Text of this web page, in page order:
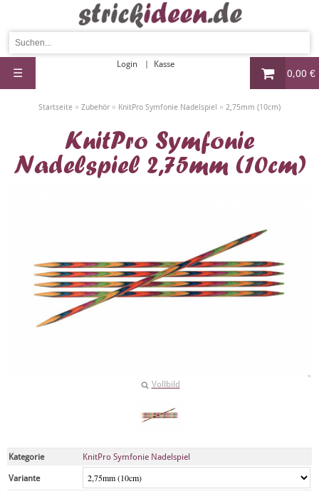
0,00 €
Login Kasse
☰
Startseite » Zubehör » KnitPro Symfonie Nadelspiel » 2,75mm (10cm)
KnitPro Symfonie
Nadelspiel 2,75mm (10cm)
Vollbild
Kategorie KnitPro Symfonie Nadelspiel
Variante